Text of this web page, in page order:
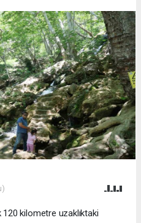
kilometre uzaklıktaki